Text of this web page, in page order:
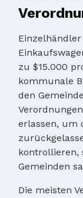
zu $15.000
kommunale
den
erlassen, um
kontrollieren,
Gemeinden
Die meisten